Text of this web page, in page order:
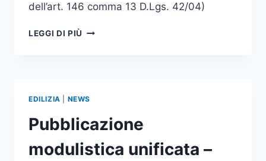
dell’art. 146 comma 13 D.Lgs. 42/04)
LEGGI DI PIÙ MARZO
146
D.LGS.
42/04
EDILIZIA NEWS
Pubblicazione
modulistica unificata –